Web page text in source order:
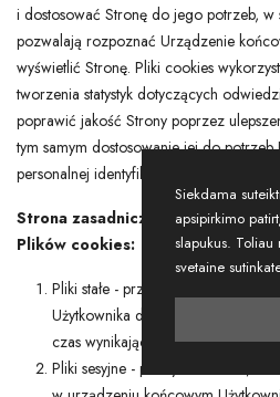
i dostosować Stronę do jego potrzeb,
pozwalają rozpoznać Urządzenie
wyświetlić Stronę. Pliki cookies
tworzenia statystyk dotyczących
poprawić jakość Strony poprzez
tym samym dostosowanie jej do
personalnej identyfikacji).
Strona zasadniczo korzysta z
Plików cookies:
Pliki stałe - przechowywane są w
Użytkownika do czasu ich
czas wynikający z ich ustawień.
Pliki sesyjne - pliki tymczasowe,
Siekdama
apsipirkimo
slapukus.
svetaine